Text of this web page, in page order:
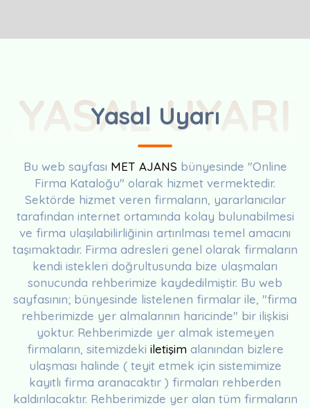
Yasal Uyarı
YASAL UYARI
Bu web sayfası MET AJANS bünyesinde "Online
Firma Kataloğu" olarak hizmet vermektedir.
Sektörde hizmet veren firmaların, yararlanıcılar
tarafından internet ortamında kolay bulunabilmesi
ve firma ulaşılabilirliğinin artırılması temel amacını
taşımaktadır. Firma adresleri genel olarak firmaların
kendi istekleri doğrultusunda bize ulaşmaları
sonucunda rehberimize kaydedilmiştir. Bu web
sayfasının; bünyesinde listelenen firmalar ile, "firma
rehberimizde yer almalarının haricinde" bir ilişkisi
yoktur. Rehberimizde yer almak istemeyen
firmaların, sitemizdeki iletişim alanından bizlere
ulaşması halinde ( teyit etmek için sistemimize
kayıtlı firma aranacaktır ) firmaları rehberden
kaldırılacaktır. Rehberimizde yer alan tüm firmaların